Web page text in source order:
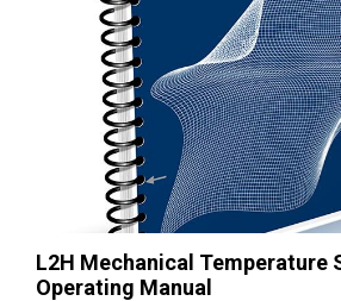
L2H Mechanical Temperature
Operating Manual